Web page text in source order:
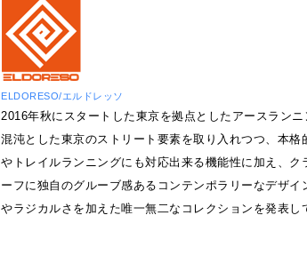
ELDORESO/エルドレッソ
2016年秋にスタートした東京を拠点としたアースランニ
混沌とした東京のストリート要素を取り入れつつ、本格
やトレイルランニングにも対応出来る機能性に加え、ク
ーフに独自のグルーブ感あるコンテンポラリーなデザイ
やラジカルさを加えた唯一無二なコレクションを発表し